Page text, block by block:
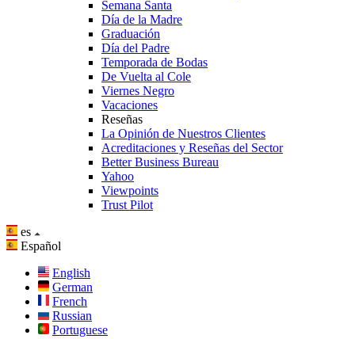
Semana Santa
Día de la Madre
Graduación
Día del Padre
Temporada de Bodas
De Vuelta al Cole
Viernes Negro
Vacaciones
Reseñas
La Opinión de Nuestros Clientes
Acreditaciones y Reseñas del Sector
Better Business Bureau
Yahoo
Viewpoints
Trust Pilot
es
Español
English
German
French
Russian
Portuguese